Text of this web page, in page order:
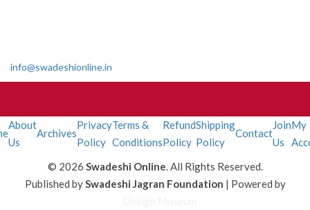
info@swadeshionline.in
About
Us
Archives
Privacy
Policy
Terms &
Conditions
Refund
Policy
Shipping
Policy
Contact
Join
Us
My
© 2026 Swadeshi Online. All Rights Reserved.
Published bySwadeshi Jagran Foundation | Powered by